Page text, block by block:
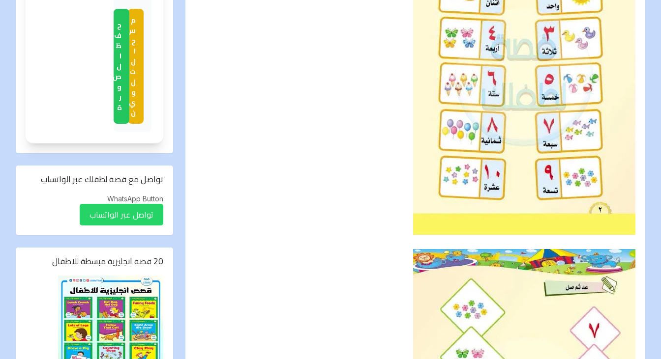
م
س
ح
ا
ل
ت
ل
و
ي
ن
ح
ف
ظ
ا
ل
ص
و
ر
ة
تواصل مع قصة لطفلك عبر الواتساب
WhatsApp Button
تواصل عبر الواتساب
20 قصة انجليزية مبسطة للاطفال